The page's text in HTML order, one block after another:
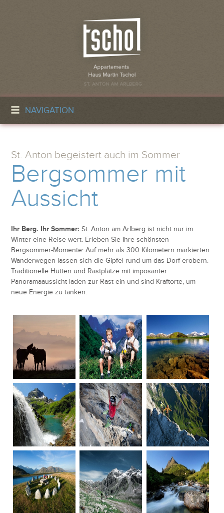
NAVIGATION
St. Anton begeistert auch im Sommer
Bergsommer mit
Aussicht
Ihr Berg. Ihr Sommer:St. Anton am Arlberg ist nicht nur im
Winter eine Reise wert. Erleben Sie Ihre schönsten
Bergsommer-Momente: Auf mehr als 300 Kilometern markierten
Wanderwegen lassen sich die Gipfel rund um das Dorf erobern.
Traditionelle Hütten und Rastplätze mit imposanter
Panoramaaussicht laden zur Rast ein und sind Kraftorte, um
neue Energie zu tanken.